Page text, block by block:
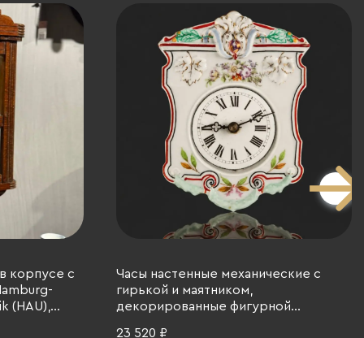
корпусе с
(HAU),
Часы настенные механические с
гирькой и маятником,
декорированные фигурной
23 520 ₽